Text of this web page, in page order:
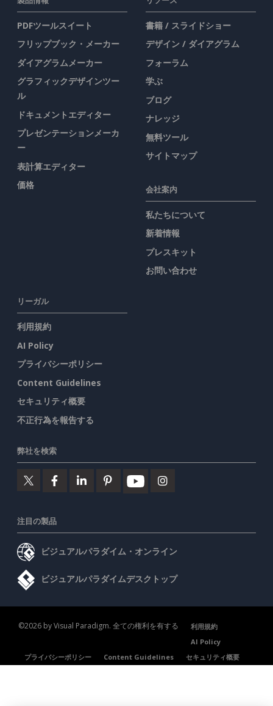
PDFツールスイート
フリップブック・メーカー
ダイアグラムメーカー
グラフィックデザインツー
ル
ドキュメントエディター
プレゼンテーションメーカ
ー
表計算エディター
価格
書籍 / スライドショー
デザイン / ダイアグラム
フォーラム
学ぶ
ブログ
ナレッジ
無料ツール
サイトマップ
会社案内
私たちについて
新着情報
プレスキット
お問い合わせ
リーガル
利用規約
AI Policy
プライバシーポリシー
Content Guidelines
セキュリティ概要
不正行為を報告する
弊社を検索
注目の製品
ビジュアルパラダイム・オンライン
ビジュアルパラダイムデスクトップ
©2026 by Visual Paradigm. 全ての権利を有する
利用規約
AI Policy
プライバシーポリシー
Content Guidelines セキュリティ概要